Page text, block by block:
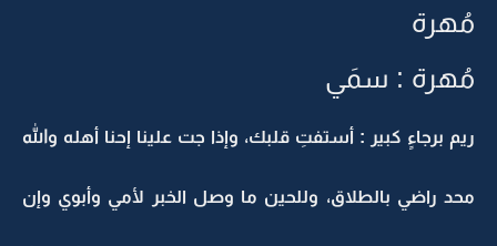
مُهرة
مُهرة : سمَي
ريم برجاءٍ كبير : أستفتِ قلبك، وإذا جت علينا إحنا أهله والله
محد راضي بالطلاق، وللحين ما وصل الخبر لأمي وأبوي وإن